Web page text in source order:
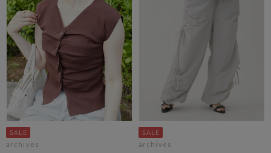
archives archives